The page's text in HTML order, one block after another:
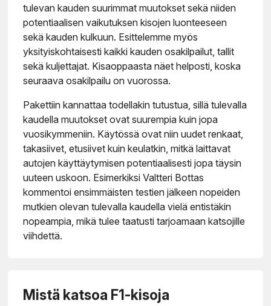
tulevan kauden suurimmat muutokset sekä niiden
potentiaalisen vaikutuksen kisojen luonteeseen
sekä kauden kulkuun. Esittelemme myös
yksityiskohtaisesti kaikki kauden osakilpailut, tallit
sekä kuljettajat. Kisaoppaasta näet helposti, koska
seuraava osakilpailu on vuorossa.
Pakettiin kannattaa todellakin tutustua, sillä tulevalla
kaudella muutokset ovat suurempia kuin jopa
vuosikymmeniin. Käytössä ovat niin uudet renkaat,
takasiivet, etusiivet kuin keulatkin, mitkä laittavat
autojen käyttäytymisen potentiaalisesti jopa täysin
uuteen uskoon. Esimerkiksi Valtteri Bottas
kommentoi ensimmäisten testien jälkeen nopeiden
mutkien olevan tulevalla kaudella vielä entistäkin
nopeampia, mikä tulee taatusti tarjoamaan katsojille
viihdettä.
Mistä katsoa F1-kisoja